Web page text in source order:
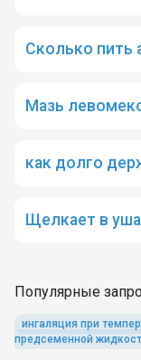
Сколько пить
Мазь
как долго
Щелкает в
Популярные
ингаляция при
предсеменной